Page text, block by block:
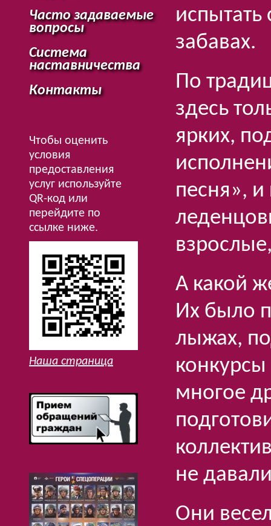
Часто задаваемые
вопросы
Система
наставничества
Контакты
Чтобы оценить
условия
предоставления
услуг используйте
QR-код или
перейдите по
ссылке ниже.
Наша страница
забавах.
По
здесь
ярких,
песня»,
А какой
Их было
лыжах,
многое
не
Они